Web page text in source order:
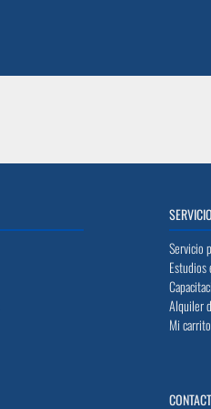
Servicio
Alquiler
Mi